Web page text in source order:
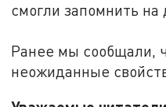
смогли запомнить
Ранее мы сообщали,
неожиданные